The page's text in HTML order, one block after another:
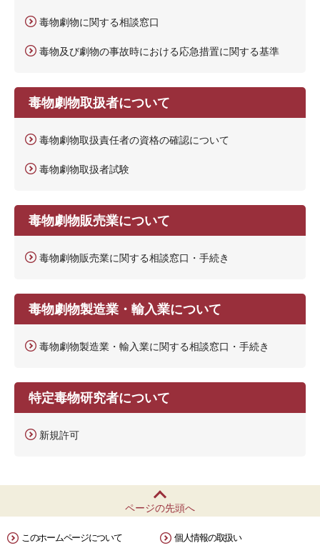
毒物劇物に関する相談窓口
毒物及び劇物の事故時における応急措置に関する基準
毒物劇物取扱者について
毒物劇物取扱責任者の資格の確認について
毒物劇物取扱者試験
毒物劇物販売業について
毒物劇物販売業に関する相談窓口・手続き
毒物劇物製造業・輸入業について
毒物劇物製造業・輸入業に関する相談窓口・手続き
特定毒物研究者について
新規許可
ページの先頭へ
このホームページについて 個人情報の取扱い